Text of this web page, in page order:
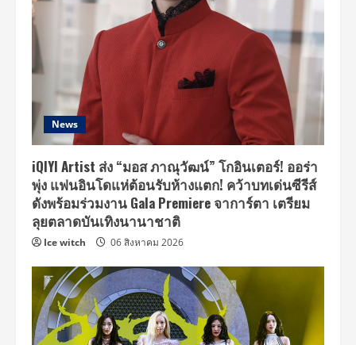
News
iQIYI Artist ส่ง “มอส ภาณุวัฒน์” โกอินเตอร์! ออร่า
พุ่ง แฟนอินโดแห่ต้อนรับห้างแตก! คว้าบทเด่นซีรีส์
ดังพร้อมร่วมงาน Gala Premiere จาการ์ตา เตรียม
ลุยตลาดบันเทิงนานาชาติ
Ice witch 06 สิงหาคม 2026